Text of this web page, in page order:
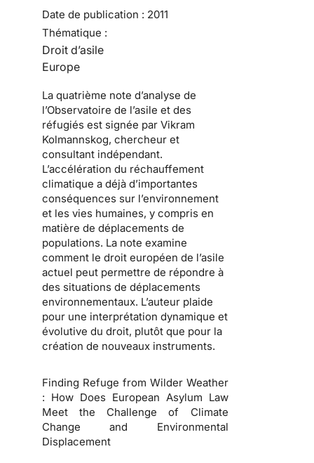
Date de publication : 2011
Thématique :
Droit d’asile
Europe
La quatrième note d’analyse de
l’Observatoire de l’asile et des
réfugiés est signée par Vikram
Kolmannskog, chercheur et
consultant indépendant.
L’accélération du réchauffement
climatique a déjà d’importantes
conséquences sur l’environnement
et les vies humaines, y compris en
matière de déplacements de
populations. La note examine
comment le droit européen de l’asile
actuel peut permettre de répondre à
des situations de déplacements
environnementaux. L’auteur plaide
pour une interprétation dynamique et
évolutive du droit, plutôt que pour la
création de nouveaux instruments.
Finding Refuge from Wilder Weather
: How Does European Asylum Law
Meet the Challenge of Climate
Change and Environmental
Displacement